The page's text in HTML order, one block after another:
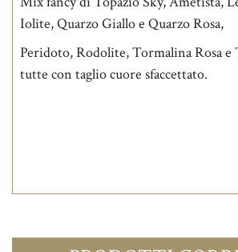
Iolite, Quarzo Giallo e Quarzo Rosa,
Peridoto, Rodolite, Tormalina Rosa e
tutte con taglio cuore sfaccettato.